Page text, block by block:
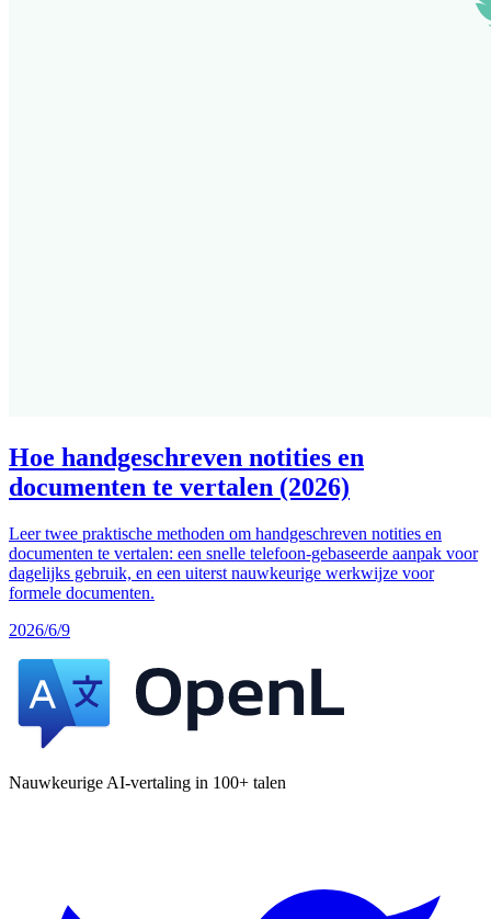
Hoe handgeschreven notities en
documenten te vertalen (2026)
Leer twee praktische methoden om handgeschreven notities en
documenten te vertalen: een snelle telefoon-gebaseerde aanpak voor
dagelijks gebruik, en een uiterst nauwkeurige werkwijze voor
formele documenten.
2026/6/9
Nauwkeurige AI-vertaling in 100+ talen